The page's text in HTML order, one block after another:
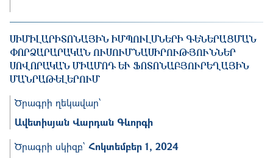
ՍԻՄԻԼԱՐԻՏՈՆԱՅԻՆ ԻՄՊՈՒԼՍՆԵՐԻ ԳԵՆԵՐԱՑՄԱՆ Փ
ՈՐՁԱՐԱՐԱԿԱՆ ՈՒՍՈՒՄՆԱՍԻՐՈՒԹՅՈՒՆՆԵՐ ՍՈ
ՎՈՐԱԿԱՆ ՄԻԱՄՈԴ ԵՒ ՖՈՏՈՆԱԲՅՈՒՐԵՂԱՅԻՆ ՄԱՆՐ
ԱԹԵԼԵՐՈՒՄ
Ծրագրի ղեկավար՝
Ավետիսյան Վարդան Գևորգի
Ծրագրի սկիզբ՝ Հոկտեմբեր 1, 2024